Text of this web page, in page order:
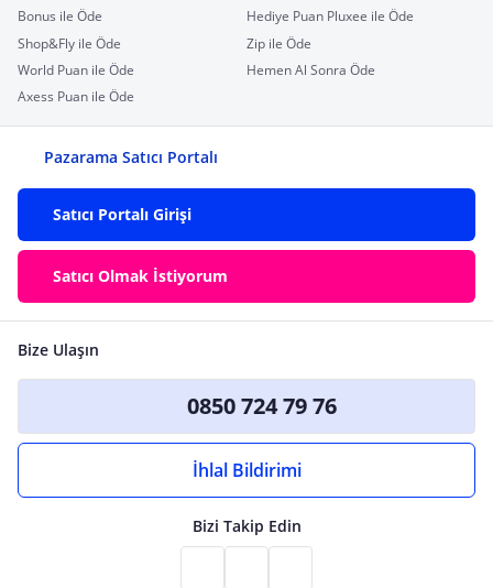
Bonus ile Öde
Hediye Puan Pluxee ile Öde
Shop&Fly ile Öde
Zip ile Öde
World Puan ile Öde
Hemen Al Sonra Öde
Axess Puan ile Öde
Pazarama Satıcı Portalı
Satıcı Portalı Girişi
Satıcı Olmak İstiyorum
Bize Ulaşın
0850 724 79 76
İhlal Bildirimi
Bizi Takip Edin